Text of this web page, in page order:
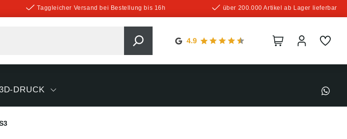
Taggleicher Versand bei Bestellung bis 16h über 200.000 Artikel ab Lager lieferbar
DRUCK